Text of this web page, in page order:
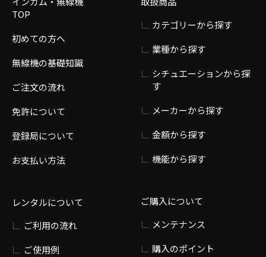
TOP
初めての方へ
無線機の基礎知識
ご注文の流れ
免許について
登録局について
お支払い方法
レンタルについて
ご利用の流れ
ご使用例
カテゴリーから探す
業種から探す
シチュエーションから探
す
メーカーから探す
金額から探す
機能から探す
ご購入について
メンテナンス
購入のポイント